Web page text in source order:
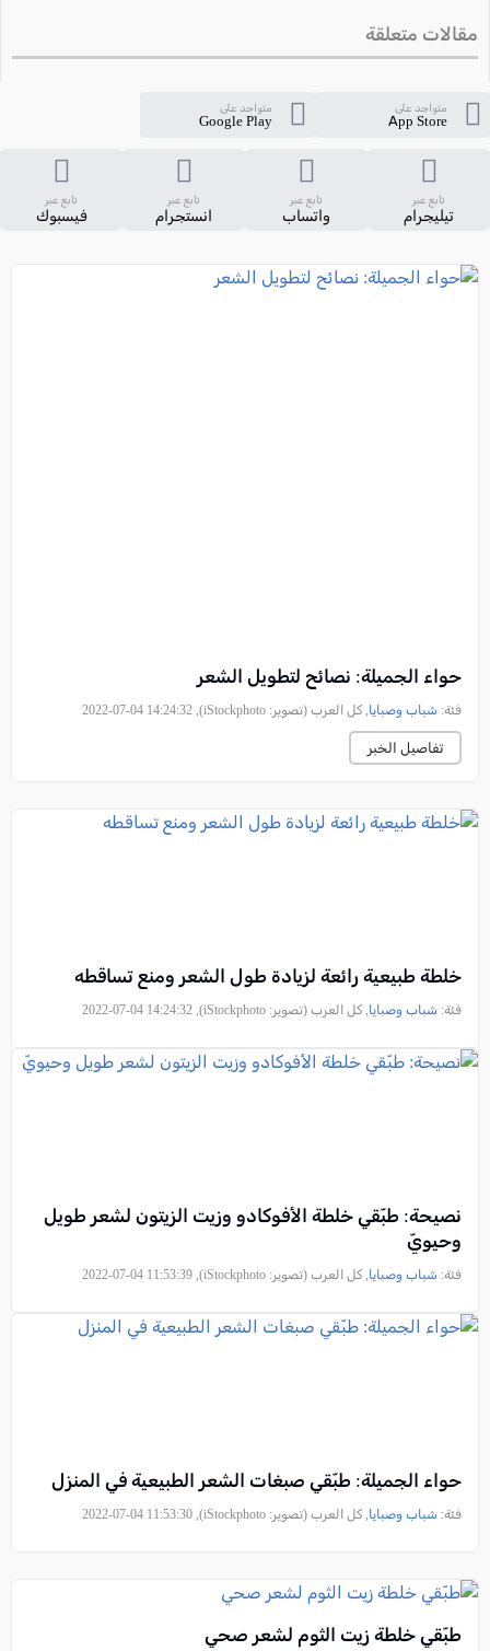
مقالات متعلقة
متواجد على
App Store
متواجد على
Google Play
تابع عبر
تيليجرام
تابع عبر
واتساب
تابع عبر
انستجرام
تابع عبر
فيسبوك
حواء الجميلة: نصائح لتطويل الشعر
فئة: شباب وصبايا, كل العرب (تصوير: iStockphoto), 2022-07-04 14:24:32
تفاصيل الخبر
خلطة طبيعية رائعة لزيادة طول الشعر ومنع تساقطه
فئة: شباب وصبايا, كل العرب (تصوير: iStockphoto), 2022-07-04 14:24:32
نصيحة: طبّقي خلطة الأفوكادو وزيت الزيتون لشعر طويل
وحيويّ
فئة: شباب وصبايا, كل العرب (تصوير: iStockphoto), 2022-07-04 11:53:39
حواء الجميلة: طبّقي صبغات الشعر الطبيعية في المنزل
فئة: شباب وصبايا, كل العرب (تصوير: iStockphoto), 2022-07-04 11:53:30
طبّقي خلطة زيت الثوم لشعر صحي